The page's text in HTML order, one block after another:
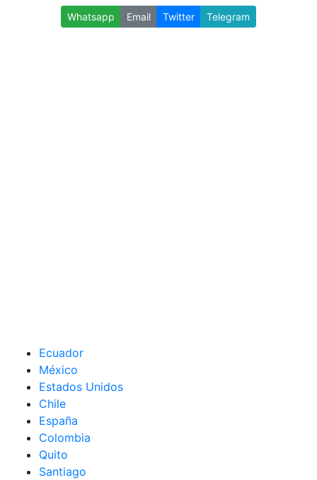
Whatsapp Email Twitter Telegram
Ecuador
México
Estados Unidos
Chile
España
Colombia
Quito
Santiago